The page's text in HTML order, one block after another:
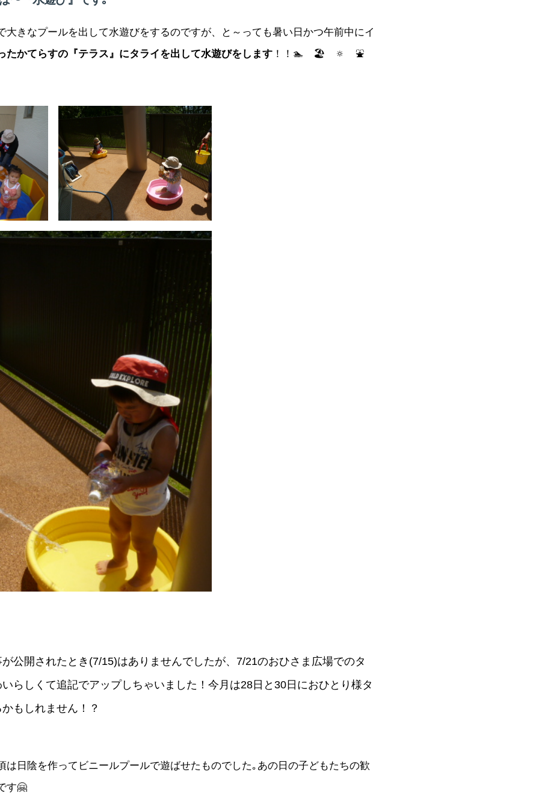
大きなプールを出して水遊びをするのですが、と～っても暑い日かつ午前中にイ
たかてらすの『テラス』にタライを出して水遊びをします ！！🏊 🏖️ 🔅 ⛲
公開されたとき(7/15)はありませんでしたが、7/21のおひさま広場でのタ
らしくて追記でアップしちゃいました！今月は28日と30日におひとり様タ
もしれません！？
は日陰を作ってビニールプールで遊ばせたものでした｡あの日の子どもたちの歓
す🤗